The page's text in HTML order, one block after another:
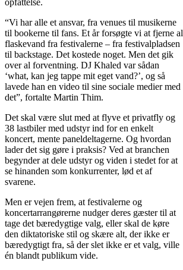
opfattelse.
“Vi har alle et ansvar, fra venues til musikerne
til bookerne til fans. Et år forsøgte vi at fjerne al
flaskevand fra festivalerne – fra festivalpladsen
til backstage. Det kostede noget. Men det gik
over al forventning. DJ Khaled var sådan
‘what, kan jeg tappe mit eget vand?’, og så
lavede han en video til sine sociale medier med
det”, fortalte Martin Thim.
Det skal være slut med at flyve et privatfly og
38 lastbiler med udstyr ind for en enkelt
koncert, mente paneldeltagerne. Og hvordan
lader det sig gøre i praksis? Ved at branchen
begynder at dele udstyr og viden i stedet for at
se hinanden som konkurrenter, lød et af
svarene.
Men er vejen frem, at festivalerne og
koncertarrangørerne nudger deres gæster til at
tage det bæredygtige valg, eller skal de køre
den diktatoriske stil og skære alt, der ikke er
bæredygtigt fra, så der slet ikke er et valg, ville
én blandt publikum vide.